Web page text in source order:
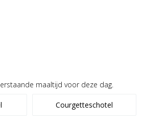
maaltijd voor deze dag.
Courgetteschotel